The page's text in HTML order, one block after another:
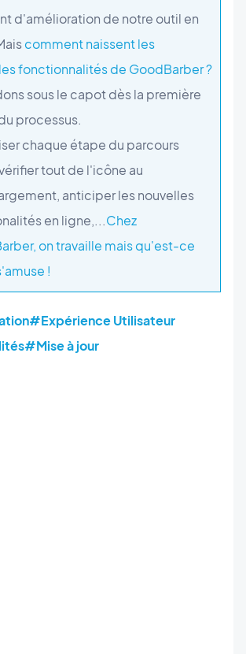
d'amélioration de notre outil en
comment naissent les
fonctionnalités de GoodBarber ?
sous le capot dès la première
processus.
chaque étape du parcours
tout de l'icône au
anticiper les nouvelles
en ligne,...Chez
on travaille mais qu'est-ce
!
#Expérience Utilisateur
#Mise à jour